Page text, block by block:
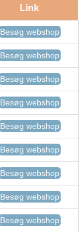
Link
Besøg webshop
Besøg webshop
Besøg webshop
Besøg webshop
Besøg webshop
Besøg webshop
Besøg webshop
Besøg webshop
Besøg webshop